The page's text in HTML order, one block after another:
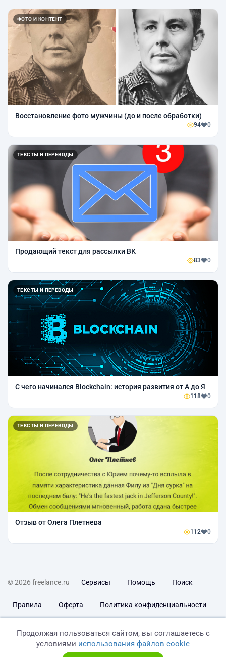
ФОТО И КОНТЕНТ
Восстановление фото мужчины (до и после обработки)
94 0
ТЕКСТЫ И ПЕРЕВОДЫ
Продающий текст для рассылки ВК
83 0
ТЕКСТЫ И ПЕРЕВОДЫ
С чего начинался Blockchain: история развития от А до Я
118 0
ТЕКСТЫ И ПЕРЕВОДЫ
Отзыв от Олега Плетнева
112 0
© 2026 freelance.ru Сервисы Помощь Поиск
Правила Оферта Политика конфиденциальности
Продолжая пользоваться сайтом, вы соглашаетесь с
условиями использования файлов cookie